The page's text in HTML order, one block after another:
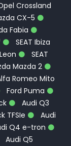
Crossland
CX-5
Fabia
SEAT Ibiza
SEAT
Mazda 2
Romeo Mito
Ford Puma
Audi Q3
TFSIe
Audi
Q4 e-tron
Audi Q5